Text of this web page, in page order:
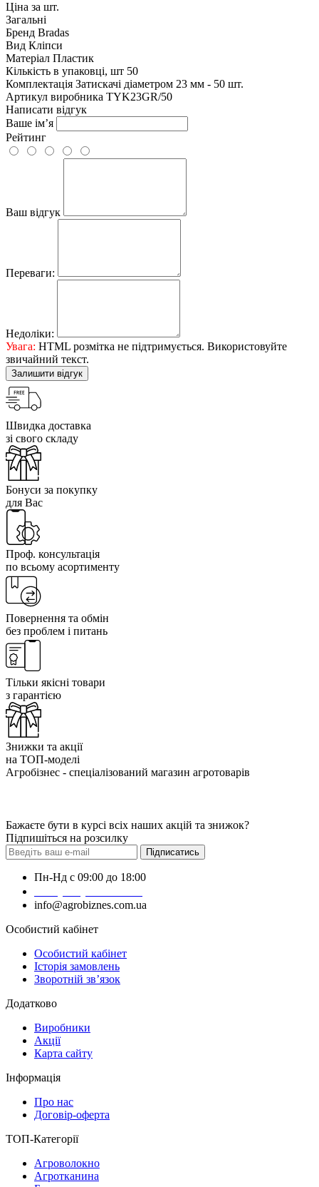
Ціна за шт.
Загальні
Бренд Bradas
Вид Кліпси
Матеріал Пластик
Кількість в упаковці, шт 50
Комплектація Затискачі діаметром 23 мм - 50 шт.
Артикул виробника TYK23GR/50
Написати відгук
Ваше ім’я
Рейтинг
Ваш відгук
Переваги:
Недоліки:
Увага: HTML розмітка не підтримується. Використовуйте
звичайний текст.
Залишити відгук
Швидка доставка
зі свого складу
Бонуси за покупку
для Вас
Проф. консультація
по всьому асортименту
Повернення та обмін
без проблем і питань
Тільки якісні товари
з гарантією
Знижки та акції
на ТОП-моделі
Агробізнес - спеціалізований магазин агротоварів
Бажаєте бути в курсі всіх наших акцій та знижок?
Підпишіться на розсилку
Підписатись
Пн-Нд с 09:00 до 18:00
info@agrobiznes.com.ua
Особистий кабінет
Особистий кабінет
Історія замовлень
Зворотній зв’язок
Додатково
Виробники
Акції
Карта сайту
Інформація
Про нас
Договір-оферта
ТОП-Категорії
Агроволокно
Агротканина